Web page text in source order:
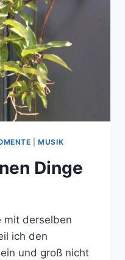
|MUSIK
Dinge
mit derselben
ich den
und groß nicht